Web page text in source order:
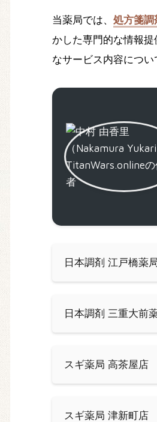
当薬局では、 処方箋調
かした専門的な情報提
なサービス内容につい
日本調剤 江戸橋薬
日本調剤 三重大前
スギ薬局 高茶屋店
スギ薬局 津新町店